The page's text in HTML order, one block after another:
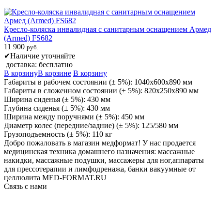
Кресло-коляска инвалидная с санитарным оснащением Армед
(Armed) FS682
11 900 руб.
✔Наличие уточняйте
доставка: бесплатно
В корзинуВ корзине В корзину
Габариты в рабочем состоянии (± 5%): 1040х600х890 мм
Габариты в сложенном состоянии (± 5%): 820х250х890 мм
Ширина сиденья (± 5%): 430 мм
Глубина сиденья (± 5%): 430 мм
Ширина между поручнями (± 5%): 450 мм
Диаметр колес (передние/задние) (± 5%): 125/580 мм
Грузоподъемность (± 5%): 110 кг
Добро пожаловать в магазин медформат! У нас продается
медицинская техника домашнего назначения: массажные
накидки, массажные подушки, массажеры для ног,аппараты
для прессотерапии и лимфодренажа, банки вакуумные от
целлюлита MED-FORMAT.RU
Связь с нами